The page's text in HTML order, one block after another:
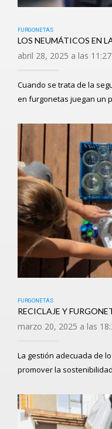
FURGONETAS
LOS NEUMÁTICOS EN
abril 28, 2025 a las
Cuando se trata de la
en furgonetas juegan un
FURGONETAS
RECICLAJE Y
marzo 20, 2025 a las
La gestión adecuada de
promover la